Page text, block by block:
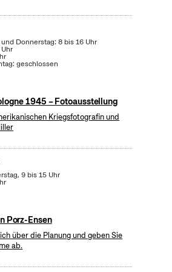
Donnerstag: 8 bis 16 Uhr
geschlossen
1945 – Fotoausstellung
Kriegsfotografin und
9 bis 15 Uhr
Porz-Ensen
über die Planung und geben Sie
ab.